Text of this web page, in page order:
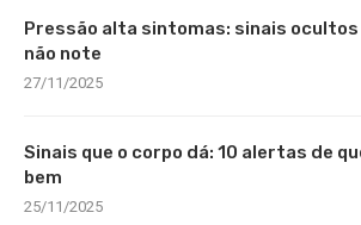
Pressão alta sintomas: sinais
não note
27/11/2025
Sinais que o corpo dá: 10 alertas de
bem
25/11/2025